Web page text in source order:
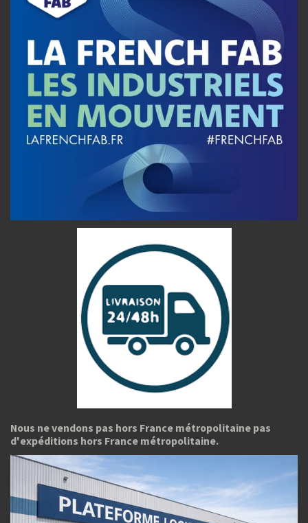
Nous ne vendons pas hors France métropolitaine pas
d'expéditions hors France métropolitaine.